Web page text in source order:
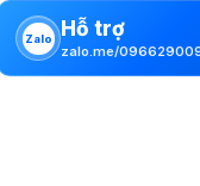
Zalo Hỗ trợ
zalo.me/